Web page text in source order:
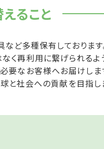
ること
ど多種保有しております
く再利用に繋げられるよ
要なお客様へお届けしま
と社会への貢献を目指し